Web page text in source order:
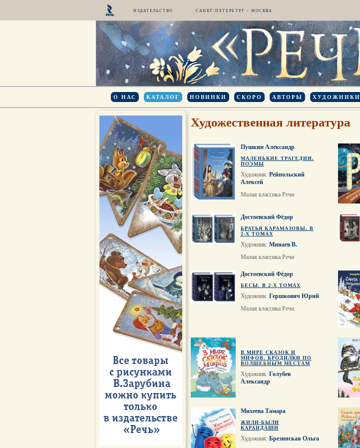
ИЗДАТЕЛЬСТВО САНКТ-ПЕТЕРБУРГ – МОСКВА
О НАС КАТАЛОГ НОВИНКИ СКОРО АВТОРЫ ХУДОЖНИКИ
Художественная литература
Пушкин Александр
МАЛЕНЬКИЕ ТРАГЕДИИ.
ПОЭМЫ
Художник: Рейпольский
Алексей
Малая классика Речи
Достоевский Фёдор
БРАТЬЯ КАРАМАЗОВЫ. В
2-Х ТОМАХ
Художник: Минаев В.
Малая классика Речи
Достоевский Фёдор
БЕСЫ. В 2-Х ТОМАХ
Художник: Гершкович Юрий
Малая классика Речи.
В МИРЕ СКАЗОК И
МИФОВ. БРОДИЛКИ ПО
ВОЛШЕБНЫМ МЕСТАМ
Художник: Голубев
Александр
Михеева Тамара
ЖИЛИ-БЫЛИ
КАРАНДАШИ
Художник: Брезинская Ольга